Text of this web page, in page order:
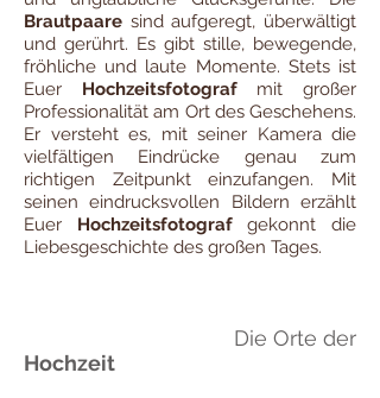
Brautpaare sind aufgeregt, überwältigt
und gerührt. Es gibt stille, bewegende,
fröhliche und laute Momente. Stets ist
Euer Hochzeitsfotograf mit großer
Professionalität am Ort des Geschehens.
Er versteht es, mit seiner Kamera die
vielfältigen Eindrücke genau zum
richtigen Zeitpunkt einzufangen. Mit
seinen eindrucksvollen Bildern erzählt
Euer Hochzeitsfotografgekonnt die
Liebesgeschichte des großen Tages.
Die Orte der
Hochzeit